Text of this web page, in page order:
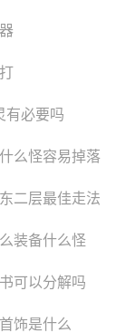
有必要吗
么怪容易掉落
二层最佳走法
装备什么怪
可以分解吗
饰是什么